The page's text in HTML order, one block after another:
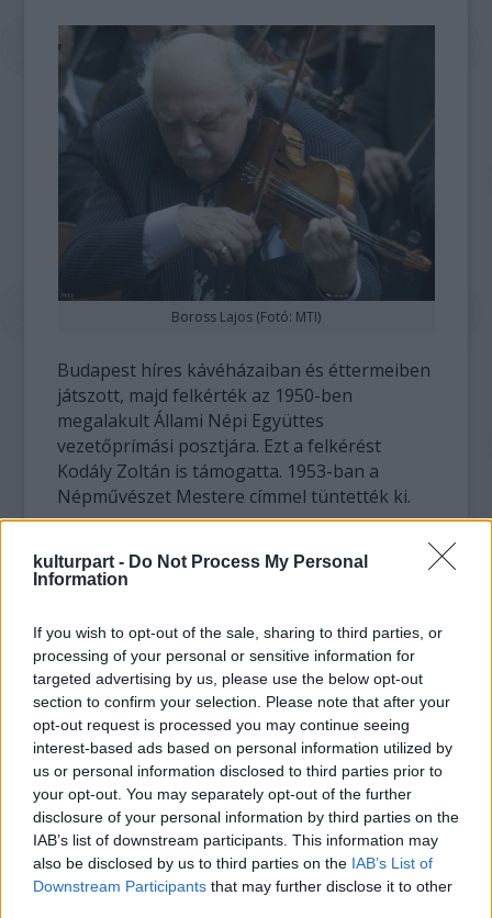
kulturpart - Do Not Process My Personal
Information
If you wish to opt-out of the sale, sharing to third parties, or
processing of your personal or sensitive information for
targeted advertising by us, please use the below opt-out
section to confirm your selection. Please note that after your
opt-out request is processed you may continue seeing
interest-based ads based on personal information utilized by
us or personal information disclosed to third parties prior to
your opt-out. You may separately opt-out of the further
disclosure of your personal information by third parties on the
IAB’s list of downstream participants. This information may
also be disclosed by us to third parties on the IAB’s List of
Downstream Participants that may further disclose it to other
Boross Lajos (Fotó: MTI)
Budapest híres kávéházaiban és éttermeiben
játszott, majd felkérték az 1950-ben
megalakult Állami Népi Együttes
vezetőprímási posztjára. Ezt a felkérést
Kodály Zoltán is támogatta. 1953-ban a
Népművészet Mestere címmel tüntették ki.
muzsikált, majd Párizsban, egy lemezkiadó
készített. 1958-ban a Magyar Rádió népi
zenekarának vezető prímása lett.
Számos rádió-, televízió- és
hanglemezfelvételt készített, koncerteket
adott országszerte és külföldön egyaránt.
Tanítványai közül sokan a mai magyar
cigányzene meghatározó alakjává váltak.
1972-ben, a Halászbástya étteremben munka
közben találkozott Yehudi Menuhinnal, aki
felkérte a prímást, hogy játsszák el együtt